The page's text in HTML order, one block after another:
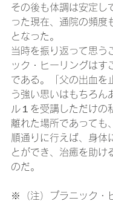
その後も体調は安定し
った現在、通院の頻度
となった。
当時を振り返って思う
ック・ヒーリングはす
である。「父の出血を
う強い思いはもちろん
ル１を受講しただけの
離れた場所であっても
順通りに行えば、身体
とができ、治癒を助け
のだ。
※（注）プラニック・